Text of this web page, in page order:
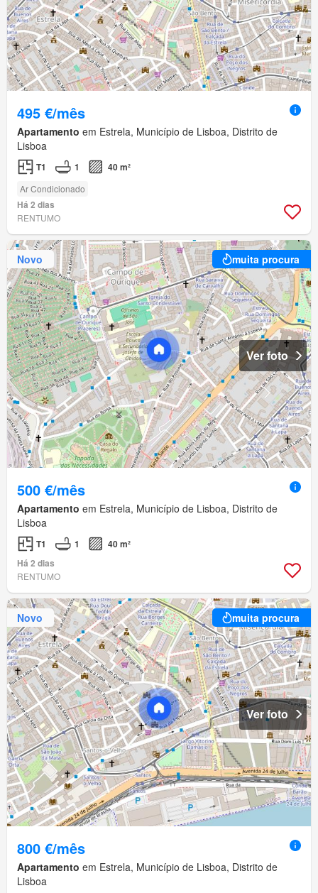
495 €/mês
Apartamento em Estrela, Município de Lisboa, Distrito de
Lisboa
T1 1 40 m²
Ar Condicionado
Há 2 dias
RENTUMO
Novo muita procura
Ver foto
500 €/mês
Apartamento em Estrela, Município de Lisboa, Distrito de
Lisboa
T1 1
40 m²
Há 2 dias
RENTUMO
Novo muita procura
Ver foto
800 €/mês
Apartamento em Estrela, Município de Lisboa, Distrito de
Lisboa